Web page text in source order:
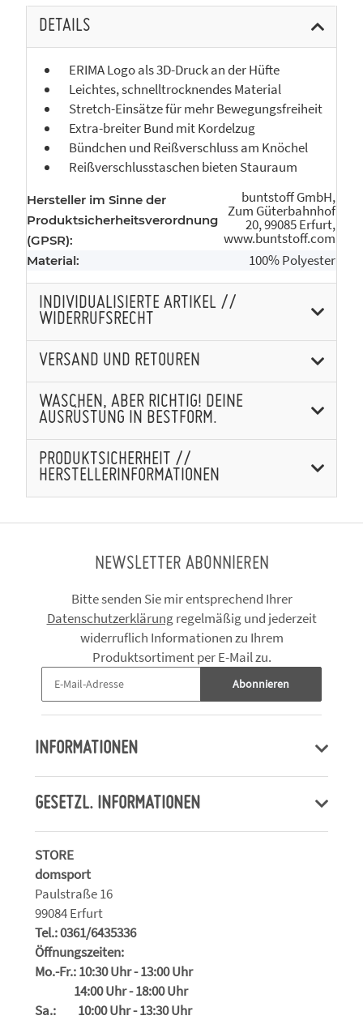
DETAILS
ERIMA Logo als 3D-Druck an der Hüfte
Leichtes, schnelltrocknendes Material
Stretch-Einsätze für mehr Bewegungsfreiheit
Extra-breiter Bund mit Kordelzug
Bündchen und Reißverschluss am Knöchel
Reißverschlusstaschen bieten Stauraum
Hersteller im Sinne der
Produktsicherheitsverordnung
(GPSR):
buntstoff GmbH,
Zum Güterbahnhof
20, 99085 Erfurt,
www.buntstoff.com
Material: 100% Polyester
INDIVIDUALISIERTE ARTIKEL //
WIDERRUFSRECHT
VERSAND UND RETOUREN
WASCHEN, ABER RICHTIG! DEINE
AUSRÜSTUNG IN BESTFORM.
PRODUKTSICHERHEIT //
HERSTELLERINFORMATIONEN
NEWSLETTER ABONNIEREN
Bitte senden Sie mir entsprechend Ihrer
Datenschutzerklärungregelmäßig und jederzeit
widerruflich Informationen zu Ihrem
Produktsortiment per E-Mail zu.
Abonnieren
INFORMATIONEN
GESETZL. INFORMATIONEN
STORE
domsport
Paulstraße 16
99084 Erfurt
Tel.: 0361/6435336
Öffnungszeiten:
Mo.-Fr.: 10:30 Uhr - 13:00 Uhr
14:00 Uhr - 18:00 Uhr
Sa.: 10:00 Uhr - 13:30 Uhr